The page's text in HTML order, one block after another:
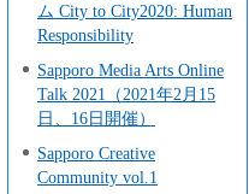
ム City to City2020: Human
Responsibility
Sapporo Media Arts Online
Talk 2021（2021年2月15
日、16日開催）
Sapporo Creative
Community vol.1